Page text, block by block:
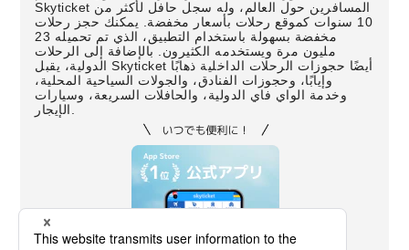
Skyticket المسافرين حول العالم، وله سجل حافل لأكثر من
10 سنوات كموقع رحلات بأسعار مخفضة. يمكنك حجز رحلات
مخفضة بسهولة باستخدام التطبيق، الذي تم تحميله 23
مليون مرة ويستخدمه الكثيرون. بالإضافة إلى الرحلات
الدولية، يقبل Skyticket أيضًا حجوزات الرحلات الداخلية ذهابًا
وإيابًا، وحجوزات الفنادق، والجولات السياحية المحلية،
وخدمة الواي فاي الدولية، والحافلات السريعة، وسيارات